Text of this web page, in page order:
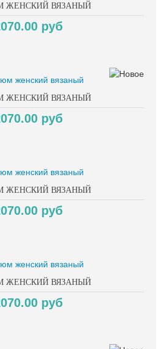
ЖЕНСКИЙ ВЯЗАНЫЙ
руб
ЖЕНСКИЙ ВЯЗАНЫЙ
руб
ЖЕНСКИЙ ВЯЗАНЫЙ
руб
ЖЕНСКИЙ ВЯЗАНЫЙ
руб